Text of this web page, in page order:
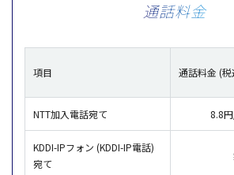
通話料金
項目 通話料金 (税
NTT加入電話宛て 8.8
KDDI-IPフォン (KDDI-IP電話)
宛て